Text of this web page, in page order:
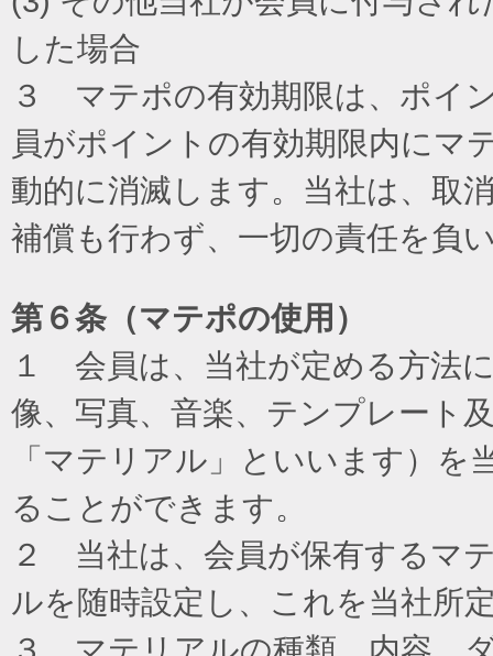
した場合
３ マテポの有効期限は、ポイ
員がポイントの有効期限内にマ
動的に消滅します。当社は、取
補償も行わず、一切の責任を負
第６条（マテポの使用）
１ 会員は、当社が定める方法
像、写真、音楽、テンプレート
「マテリアル」といいます）
ることができます。
２ 当社は、会員が保有するマ
ルを随時設定し、これを当社所